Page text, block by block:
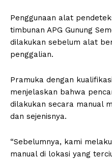
Penggunaan alat
timbunan APG Gunung
dilakukan sebelum alat
penggalian.
Pramuka dengan
menjelaskan bahwa
dilakukan secara manual
dan sejenisnya.
“Sebelumnya, kami
manual di lokasi yang